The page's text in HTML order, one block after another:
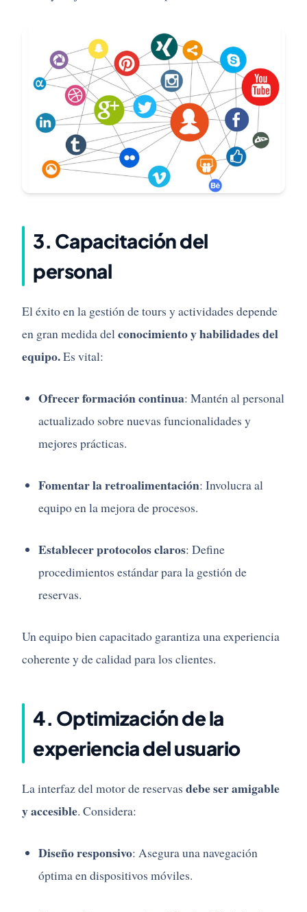
3. Capacitacióndel
personal
Eléxitoenla gestióndetours yactividades depende
en granmedidadelconocimientoyhabilidadesdel
equipo.Es vital:
Ofrecerformacióncontinua: Manténalpersonal
actualizado sobrenuevas funcionalidades y
mejores prácticas.
Fomentarlaretroalimentación: Involucraal
equipoenlamejoradeprocesos.
Establecerprotocolosclaros: Define
procedimientos estándarparala gestiónde
reservas.
Unequipobiencapacitado garantizaunaexperiencia
coherenteydecalidadparalos clientes.
4. Optimizacióndela
experienciadelusuario
Lainterfazdelmotordereservas debeseramigable
yaccesible. Considera:
Diseñoresponsivo: Aseguraunanavegación
óptimaendispositivos móviles.